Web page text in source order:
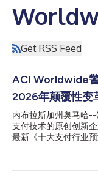
Get RSS Feed
ACI Worldwide
2026年颠覆性变
内布拉斯加州奥马哈--(
支付技术的原创创新
最新《十大支付行业
再加上市场对即时、